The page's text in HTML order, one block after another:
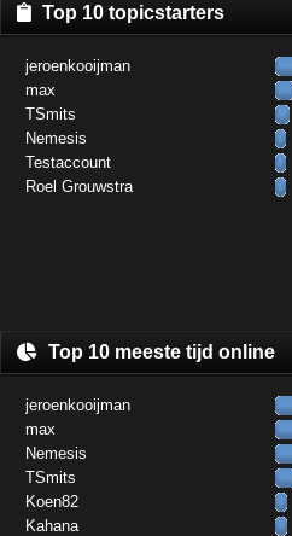
Top 10 topicstarters
jeroenkooijman
max
TSmits
Nemesis
Testaccount
Roel Grouwstra
Top 10 meeste tijd online
jeroenkooijman
max
Nemesis
TSmits
Koen82
Kahana